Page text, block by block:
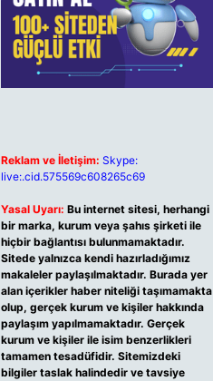
Reklam ve İletişim: Skype:
live:.cid.575569c608265c69
Yasal Uyarı: Bu internet sitesi, herhangi
bir marka, kurum veya şahıs şirketi ile
hiçbir bağlantısı bulunmamaktadır.
Sitede yalnızca kendi hazırladığımız
makaleler paylaşılmaktadır. Burada yer
alan içerikler haber niteliği taşımamakta
olup, gerçek kurum ve kişiler hakkında
paylaşım yapılmamaktadır. Gerçek
kurum ve kişiler ile isim benzerlikleri
tamamen tesadüfidir. Sitemizdeki
bilgiler taslak halindedir ve tavsiye